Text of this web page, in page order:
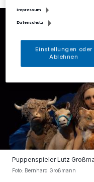
Puppenspieler Lutz
Foto: Bernhard Großmann
Impressum
Datenschutz
Einstellungen oder
Ablehnen